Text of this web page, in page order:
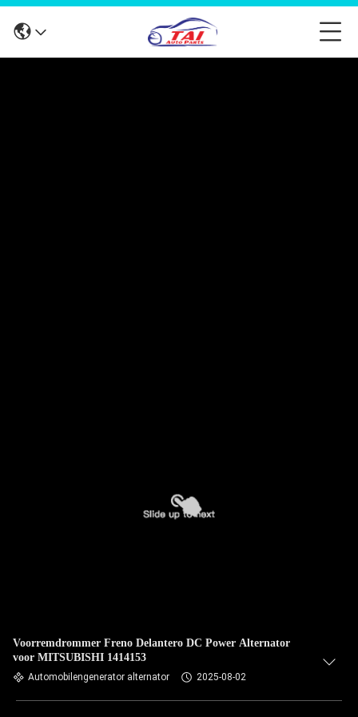
Voorremdrommer Freno Delantero DC Power Alternator
voor MITSUBISHI 1414153
Automobilengenerator alternator 2025-08-02